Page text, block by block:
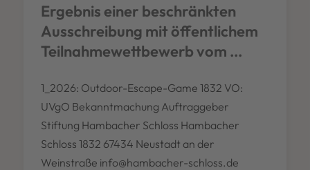
Ergebnis einer beschränkten
Ausschreibung mit öffentlichem
Teilnahmewettbewerb vom ...
1_2026: Outdoor-Escape-Game 1832 VO:
UVgO Bekanntmachung Auftraggeber
Stiftung Hambacher Schloss Hambacher
Schloss 1832 67434 Neustadt an der
Weinstraße info@hambacher-schloss.de